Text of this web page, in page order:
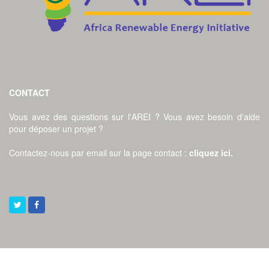
CONTACT
Vous avez des questions sur l'AREI ? Vous avez besoin d'aide
pour déposer un projet ?
Contactez-nous par email sur la page contact : cliquez ici.